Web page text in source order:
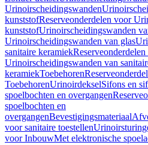
Urinoirscheidingswanden
kunststofReserveonderdelen voor
kunststofUrinoirscheidingswanden
Urinoirscheidingswanden van glas
sanitaire keramiek
Urinoirscheidingswanden van
keramiekToebehoren
ToebehorenUrinoirdekselSifons en
spoelbochten en overgangen
spoelbochten en
overgangenBevestigingsmateriaal
voor sanitaire toestellen
voor InbouwMet elektronische